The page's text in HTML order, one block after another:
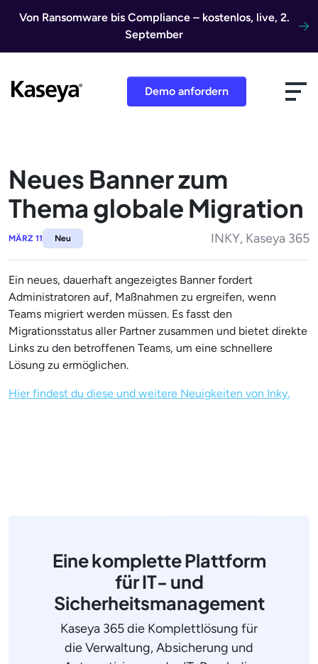
Von Ransomware bis Compliance – kostenlos, live, 2.
September
Demo anfordern
Neues Banner zum
Thema globale Migration
MÄRZ 11 Neu INKY, Kaseya 365
Ein neues, dauerhaft angezeigtes Banner fordert
Administratoren auf, Maßnahmen zu ergreifen, wenn
Teams migriert werden müssen. Es fasst den
Migrationsstatus aller Partner zusammen und bietet direkte
Links zu den betroffenen Teams, um eine schnellere
Lösung zu ermöglichen.
Hier findest du diese und weitere Neuigkeiten von Inky.
Eine komplette Plattform
für IT- und
Sicherheitsmanagement
Kaseya 365 die Komplettlösung für
die Verwaltung, Absicherung und